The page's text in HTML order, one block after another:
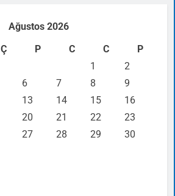
Ağustos 2026
Ç P C C
P
1
2
6 7 8
9
13 14 15
16
20 21 22
23
27 28 29
30